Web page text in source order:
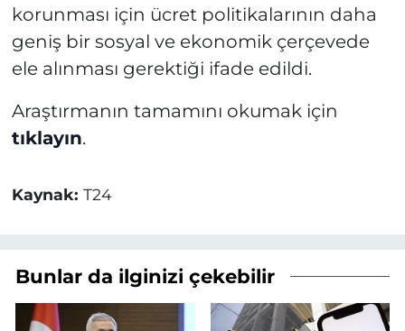
korunması için ücret politikalarının daha
geniş bir sosyal ve ekonomik çerçevede
ele alınması gerektiği ifade edildi.
Araştırmanın tamamını okumak için
tıklayın.
Kaynak: T24
Bunlar da ilginizi çekebilir